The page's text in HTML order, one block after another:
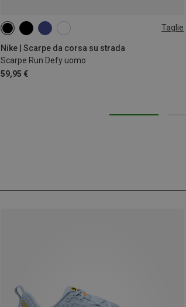
Taglie
Nike | Scarpe da corsa su strada
Scarpe Run Defy uomo
59,95 €